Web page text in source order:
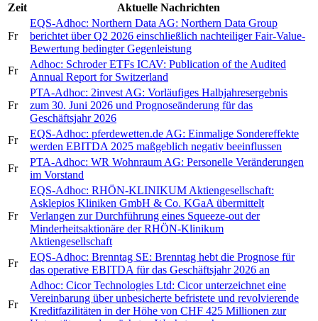
Zeit Aktuelle Nachrichten
Fr
EQS-Adhoc: Northern Data AG: Northern Data Group
berichtet über Q2 2026 einschließlich nachteiliger Fair-Value-
Bewertung bedingter Gegenleistung
Fr
Adhoc: Schroder ETFs ICAV: Publication of the Audited
Annual Report for Switzerland
Fr
PTA-Adhoc: 2invest AG: Vorläufiges Halbjahresergebnis
zum 30. Juni 2026 und Prognoseänderung für das
Geschäftsjahr 2026
Fr
EQS-Adhoc: pferdewetten.de AG: Einmalige Sondereffekte
werden EBITDA 2025 maßgeblich negativ beeinflussen
Fr
PTA-Adhoc: WR Wohnraum AG: Personelle Veränderungen
im Vorstand
Fr
EQS-Adhoc: RHÖN-KLINIKUM Aktiengesellschaft:
Asklepios Kliniken GmbH & Co. KGaA übermittelt
Verlangen zur Durchführung eines Squeeze-out der
Minderheitsaktionäre der RHÖN-Klinikum
Aktiengesellschaft
Fr
EQS-Adhoc: Brenntag SE: Brenntag hebt die Prognose für
das operative EBITDA für das Geschäftsjahr 2026 an
Fr
Adhoc: Cicor Technologies Ltd: Cicor unterzeichnet eine
Vereinbarung über unbesicherte befristete und revolvierende
Kreditfazilitäten in der Höhe von CHF 425 Millionen zur